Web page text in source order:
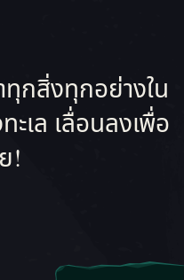
ทุกสิ่งทุกอย่างใน
เล เลื่อนลงเพื่อ
!